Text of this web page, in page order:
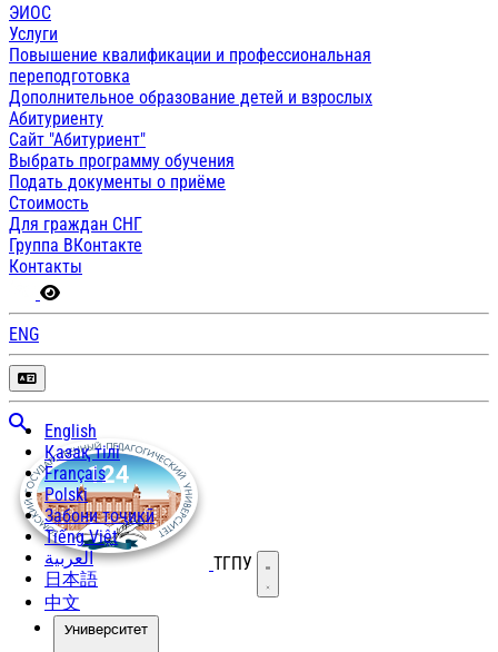
ЭИОС
Услуги
Повышение квалификации и профессиональная
переподготовка
Дополнительное образование детей и взрослых
Абитуриенту
Сайт "Абитуриент"
Выбрать программу обучения
Подать документы о приёме
Стоимость
Для граждан СНГ
Группа ВКонтакте
Контакты
ENG
English
Қазақ тілі
Français
Polski
Забони тоҷикӣ
Tiếng Việt
العربية
日本語
中文
ТГПУ Открыть меню
Университет